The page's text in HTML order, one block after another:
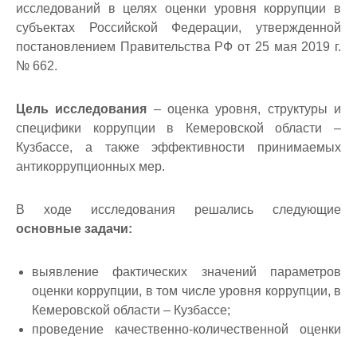
исследований в целях оценки уровня коррупции в
субъектах Российской Федерации, утвержденной
постановлением Правительства РФ от 25 мая 2019 г.
№ 662.
Цель исследования – оценка уровня, структуры и
специфики коррупции в Кемеровской области –
Кузбассе, а также эффективности принимаемых
антикоррупционных мер.
В ходе исследования решались следующие
основные задачи:
выявление фактических значений параметров
оценки коррупции, в том числе уровня коррупции, в
Кемеровской области – Кузбассе;
проведение качественно-количественной оценки